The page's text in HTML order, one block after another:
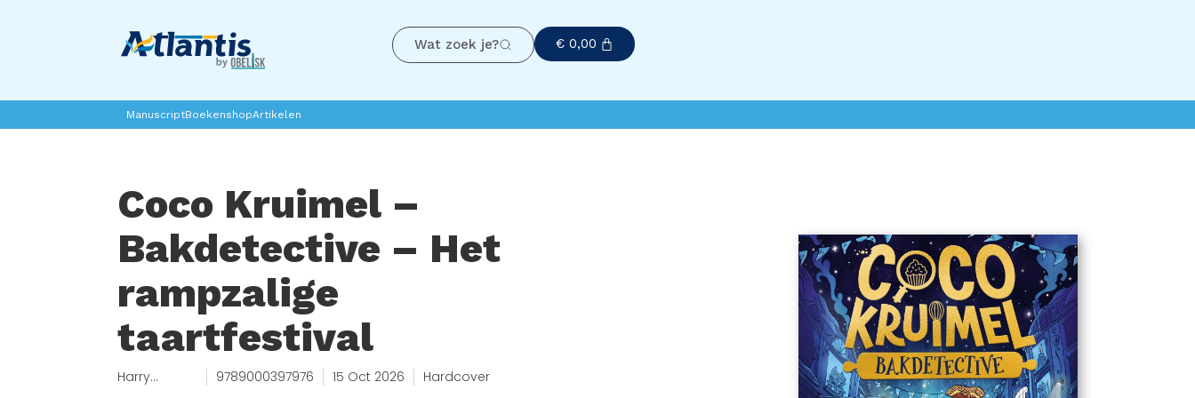
Wat zoek je? €0,00
ManuscriptBoekenshopArtikelen
Coco Kruimel –
Bakdetective – Het
rampzalige
taartfestival
Harry
9789000397976 15 Oct 2026 Hardcover